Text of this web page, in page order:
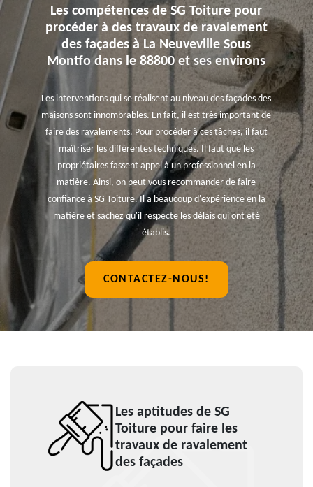
Les compétences de SG Toiture pour
procéder à des travaux de ravalement
des façades à La Neuveville Sous
Montfo dans le 88800 et ses environs
Les interventions qui se réalisent au niveau des façades des
maisons sont innombrables. En fait, il est très important de
faire des ravalements. Pour procéder à ces tâches, il faut
maîtriser les différentes techniques. Il faut que les
propriétaires fassent appel à un professionnel en la
matière. Ainsi, on peut vous recommander de faire
confiance à SG Toiture. Il a beaucoup d'expérience en la
matière et sachez qu'il respecte les délais qui ont été
établis.
CONTACTEZ-NOUS!
Les aptitudes de SG
Toiture pour faire les
travaux de ravalement
des façades